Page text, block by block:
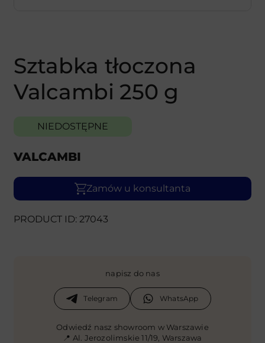
Sztabka tłoczona
Valcambi 250 g
NIEDOSTĘPNE
VALCAMBI
Zamów u konsultanta
PRODUCT ID: 27043
napisz do nas
Telegram WhatsApp
Odwiedź nasz showroom w Warszawie
📍 Al. Jerozolimskie 11/19, Warszawa